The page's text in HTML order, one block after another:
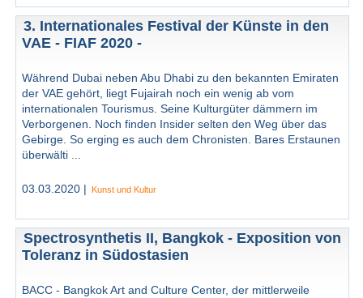
3. Internationales Festival der Künste in den
VAE - FIAF 2020 -
Während Dubai neben Abu Dhabi zu den bekannten Emiraten
der VAE gehört, liegt Fujairah noch ein wenig ab vom
internationalen Tourismus. Seine Kulturgüter dämmern im
Verborgenen. Noch finden Insider selten den Weg über das
Gebirge. So erging es auch dem Chronisten. Bares Erstaunen
überwälti ...
03.03.2020 | Kunst und Kultur
Spectrosynthetis II, Bangkok - Exposition von
Toleranz in Südostasien
BACC - Bangkok Art and Culture Center, der mittlerweile